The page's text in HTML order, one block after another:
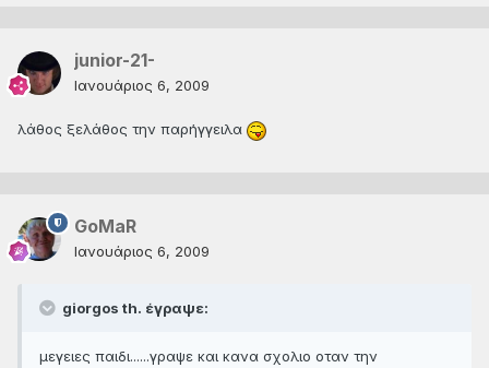
junior-21-
Ιανουάριος 6, 2009
λάθος ξελάθος την παρήγγειλα
GoMaR
Ιανουάριος 6, 2009
giorgos th. έγραψε:
μεγειες παιδι......γραψε και κανα σχολιο οταν την